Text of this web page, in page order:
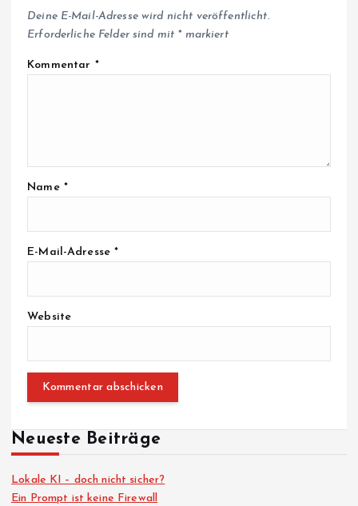
Deine E-Mail-Adresse wird nicht veröffentlicht.
Erforderliche Felder sind mit *markiert
Kommentar *
Name *
E-Mail-Adresse*
Website
Neueste Beiträge
Lokale KI – doch nicht sicher?
Ein Prompt ist keine Firewall